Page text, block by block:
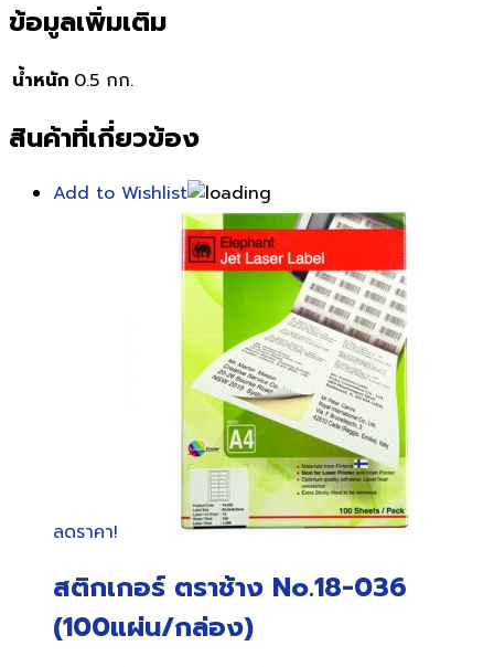
ข้อมูลเพิ่มเติม
น้ำหนัก 0.5 กก.
สินค้าที่เกี่ยวข้อง
Add to Wishlist
ลดราคา!
สติกเกอร์ ตราช้าง No.18-036
(100แผ่น/กล่อง)